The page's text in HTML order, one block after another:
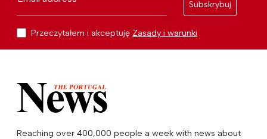
Subskrybuj
Przeczytałem i akceptuję Zasady i warunki
Reaching over 400,000 people a week with news about